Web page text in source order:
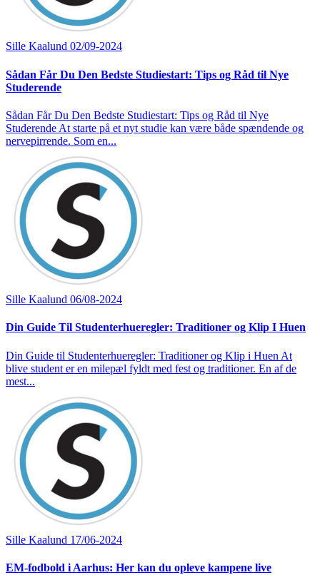
Sille Kaalund 02/09-2024
Sådan Får Du Den Bedste Studiestart: Tips og Råd til Nye
Studerende
Sådan Får Du Den Bedste Studiestart: Tips og Råd til Nye
Studerende At starte på et nyt studie kan være både spændende og
nervepirrende. Som en...
Sille Kaalund 06/08-2024
Din Guide Til Studenterhueregler: Traditioner og Klip I Huen
Din Guide til Studenterhueregler: Traditioner og Klip i Huen At
blive student er en milepæl fyldt med fest og traditioner. En af de
mest...
Sille Kaalund 17/06-2024
EM-fodbold i Aarhus: Her kan du opleve kampene live